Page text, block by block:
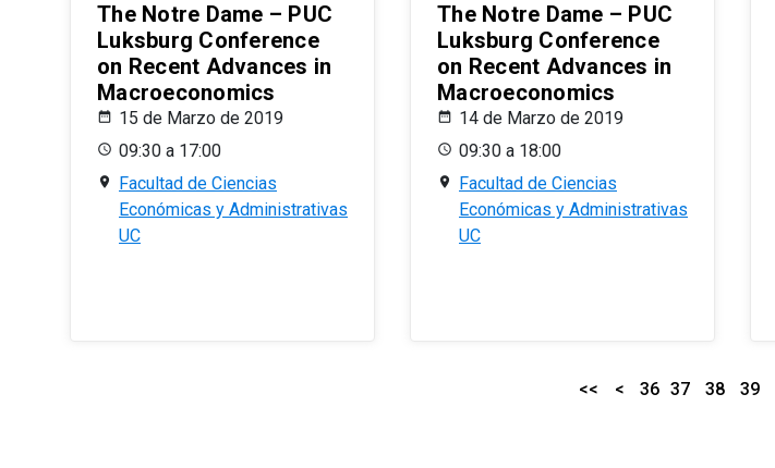
The Notre Dame – PUC
Luksburg Conference
on Recent Advances in
Macroeconomics
15 de Marzo de 2019
09:30 a 17:00
Facultad de Ciencias
Económicas y Administrativas
UC
The Notre Dame – PUC
Luksburg Conference
on Recent Advances in
Macroeconomics
14 de Marzo de 2019
09:30 a 18:00
Facultad de Ciencias
Económicas y Administrativas
UC
<< < 36 37 38 39